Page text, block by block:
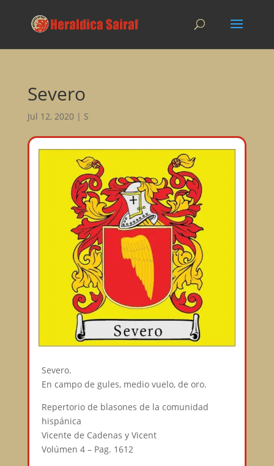
Severo
Jul 12, 2020| S
Severo.
En campo de gules, medio vuelo, de oro.
Repertorio de blasones de la comunidad
hispánica
Vicente de Cadenas y Vicent
Volúmen 4 – Pag. 1612